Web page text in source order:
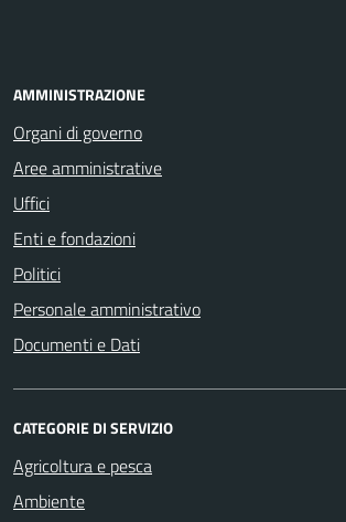
AMMINISTRAZIONE
Organi di governo
Aree amministrative
Uffici
Enti e fondazioni
Politici
Personale amministrativo
Documenti e Dati
CATEGORIE DI SERVIZIO
Agricoltura e pesca
Ambiente